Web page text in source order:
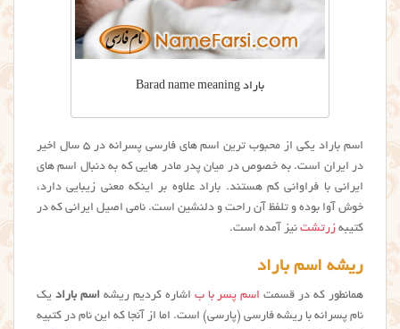
باراد Barad name meaning
اسم باراد یکی از محبوب ترین اسم های فارسی پسرانه در ۵ سال اخیر
در ایران است. به خصوص در میان پدر مادر هایی که به دنبال اسم های
ایرانی با فراوانی کم هستند. باراد علاوه بر اینکه معنی زیبایی دارد،
خوش آوا بوده و تلفظ آن راحت و دلنشین است. نامی اصیل ایرانی که در
کتیبه زرتشت نیز آمده است.
ریشه اسم باراد
همانطور که در قسمت اسم پسر با ب اشاره کردیم ریشه اسم باراد یک
نام پسرانه با ریشه فارسی (پارسی) است. اما از آنجا که این نام در کتبیه